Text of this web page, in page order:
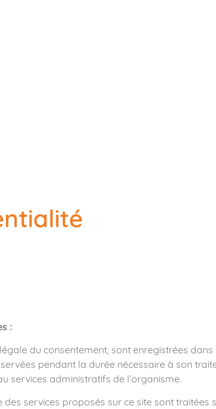
:
du consentement, sont enregistrées
pendant la durée nécessaire à son
services administratifs de l’organisme.
services proposés sur ce site sont traitées